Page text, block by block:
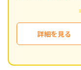
詳細を見る